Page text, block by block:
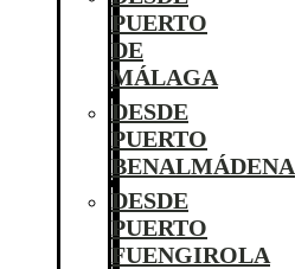
PUERTO
DE
MÁLAGA
DESDE
PUERTO
BENALMÁDENA
DESDE
PUERTO
FUENGIROLA